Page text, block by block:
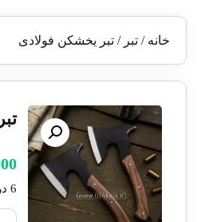
خانه / تبر / تبر یخشکن فولادی
6 در انبار